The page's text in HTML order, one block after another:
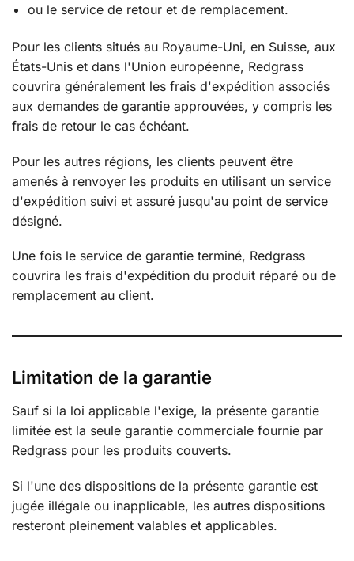
ou le service de retour et de remplacement.
Pour les clients situés au Royaume-Uni, en Suisse, aux
États-Unis et dans l'Union européenne, Redgrass
couvrira généralement les frais d'expédition associés
aux demandes de garantie approuvées, y compris les
frais de retour le cas échéant.
Pour les autres régions, les clients peuvent être
amenés à renvoyer les produits en utilisant un service
d'expédition suivi et assuré jusqu'au point de service
désigné.
Une fois le service de garantie terminé, Redgrass
couvrira les frais d'expédition du produit réparé ou de
remplacement au client.
Limitation de la garantie
Sauf si la loi applicable l'exige, la présente garantie
limitée est la seule garantie commerciale fournie par
Redgrass pour les produits couverts.
Si l'une des dispositions de la présente garantie est
jugée illégale ou inapplicable, les autres dispositions
resteront pleinement valables et applicables.